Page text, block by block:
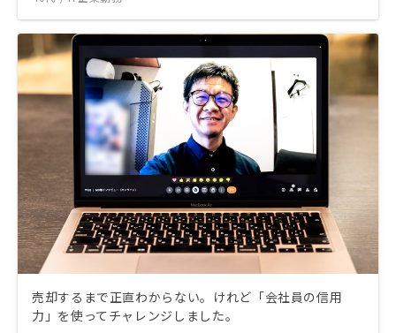
売却するまで正直わからない。けれど「会社員の信用
力」を使ってチャレンジしました。